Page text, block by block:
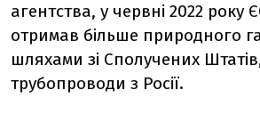
агентства, у червні 2022 року
отримав більше природного
шляхами зі Сполучених
трубопроводи з Росії.